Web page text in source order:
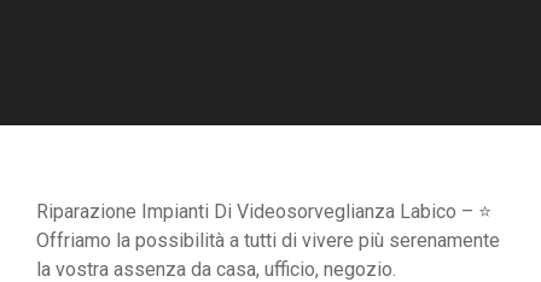
Riparazione Impianti Di Videosorveglianza Labico – ⭐
Offriamo la possibilità a tutti di vivere più serenamente
la vostra assenza da casa, ufficio, negozio.